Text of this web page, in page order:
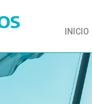
INICIO